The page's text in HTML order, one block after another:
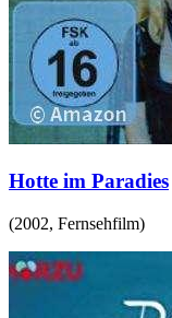
Hotte im Paradies
(2002, Fernsehfilm)